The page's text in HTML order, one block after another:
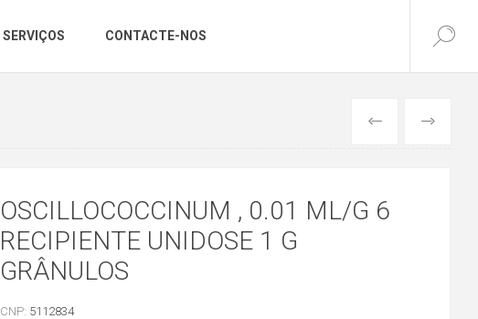
SERVIÇOS CONTACTE-NOS
ANTERIORSEGUINTE
OSCILLOCOCCINUM , 0.01 ML/G 6
RECIPIENTE UNIDOSE 1 G
GRÂNULOS
CNP: 5112834